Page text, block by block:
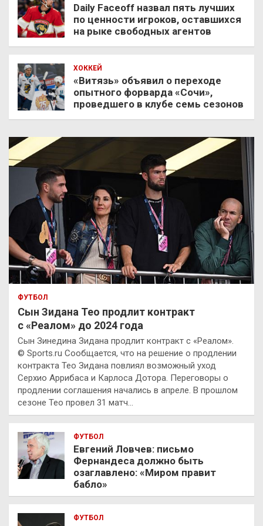
Daily Faceoff назвал пять лучших
по ценности игроков, оставшихся
на рыке свободных агентов
ХОККЕЙ
«Витязь» объявил о переходе
опытного форварда «Сочи»,
проведшего в клубе семь сезонов
ФУТБОЛ
Сын Зидана Тео продлит контракт
с «Реалом» до 2024 года
Сын Зинедина Зидана продлит контракт с «Реалом».
© Sports.ru Сообщается, что на решение о продлении
контракта Тео Зидана повлиял возможный уход
Серхио Аррибаса и Карлоса Дотора. Переговоры о
продлении соглашения начались в апреле. В прошлом
сезоне Тео провел 31 матч…
ФУТБОЛ
Евгений Ловчев: письмо
Фернандеса должно быть
озаглавлено: «Миром правит
бабло»
ФУТБОЛ